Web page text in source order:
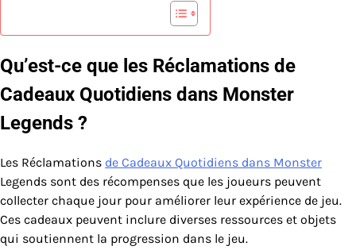
Qu’est-ce que les Réclamations de
Cadeaux Quotidiens dans Monster
Legends ?
Les Réclamations de Cadeaux Quotidiens dans Monster
Legends sont des récompenses que les joueurs peuvent
collecter chaque jour pour améliorer leur expérience de jeu.
Ces cadeaux peuvent inclure diverses ressources et objets
qui soutiennent la progression dans le jeu.